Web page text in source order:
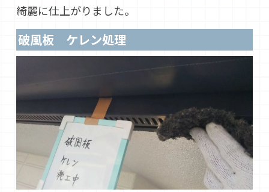
綺麗に仕上がりました。
破風板 ケレン処理